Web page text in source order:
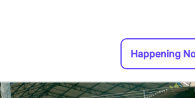
Happening